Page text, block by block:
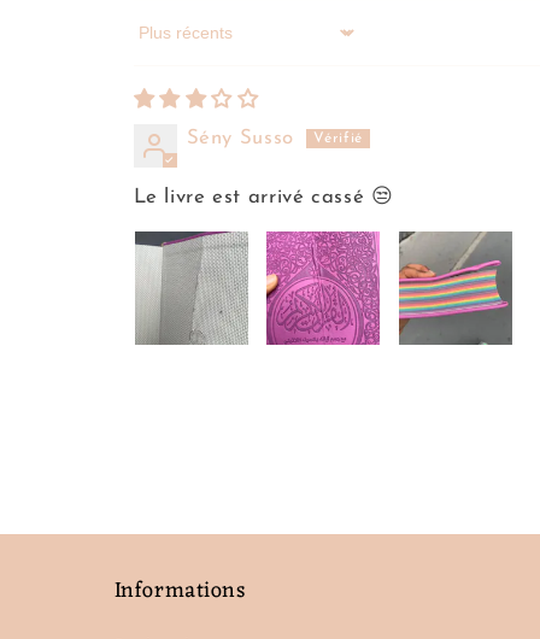
Sort by
Sény Susso
Le livre est arrivé cassé 😒
Informations